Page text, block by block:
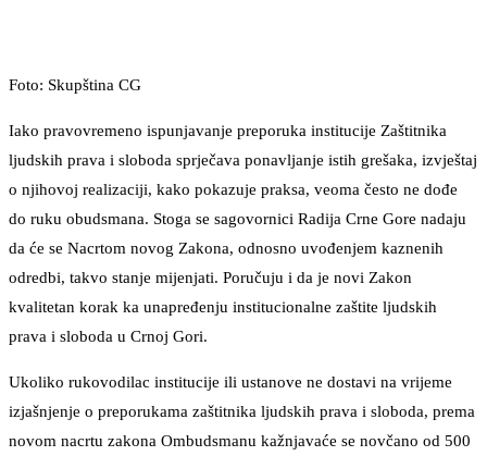
Foto: Skupština CG
Iako pravovremeno ispunjavanje preporuka institucije Zaštitnika
ljudskih prava i sloboda sprječava ponavljanje istih grešaka, izvještaj
o njihovoj realizaciji, kako pokazuje praksa, veoma često ne dođe
do ruku obudsmana. Stoga se sagovornici Radija Crne Gore nadaju
da će se Nacrtom novog Zakona, odnosno uvođenjem kaznenih
odredbi, takvo stanje mijenjati. Poručuju i da je novi Zakon
kvalitetan korak ka unapređenju institucionalne zaštite ljudskih
prava i sloboda u Crnoj Gori.
Ukoliko rukovodilac institucije ili ustanove ne dostavi na vrijeme
izjašnjenje o preporukama zaštitnika ljudskih prava i sloboda, prema
novom nacrtu zakona Ombudsmanu kažnjavaće se novčano od 500